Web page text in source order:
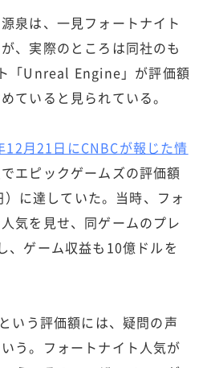
泉は、一見フォートナイト
、実際のところは同社のも
「Unreal Engine」が評価額
ていると見られている。
12月21日にCNBCが報じた情
エピックゲームズの評価額
に達していた。当時、フォ
気を見せ、同ゲームのプレ
、ゲーム収益も10億ドルを
いう評価額には、疑問の声
う。フォートナイト人気が